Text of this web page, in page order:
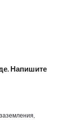
Напишите